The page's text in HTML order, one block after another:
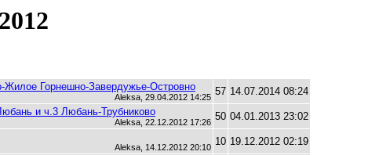
Жилое Горнешно-Завердужье-Островно
Aleksa, 29.04.2012 14:25 57 14.07.2014 08:24
и ч.3 Любань-Трубниково
Aleksa, 22.12.2012 17:26 50 04.01.2013 23:02
Aleksa, 14.12.2012 20:10 10 19.12.2012 02:19